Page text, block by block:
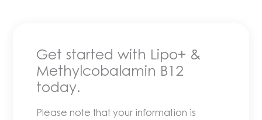
Get started with Lipo+ &
Methylcobalamin B12
today.
Please note that your information is